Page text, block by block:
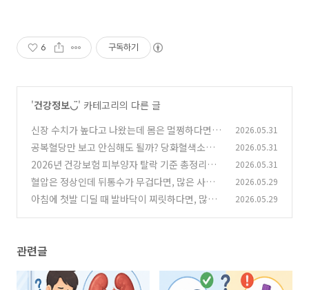
6 구독하기
'건강정보◡̈' 카테고리의 다른 글
신장 수치가 높다고 나왔는데 몸은 멀쩡하다면 왜
그럴까?
(0)
2026.05.31
공복혈당만 보고 안심해도 될까? 당화혈색소가
알려주는 건강 신호
(0)
2026.05.31
2026년 건강보험 피부양자 탈락 기준 총정리…
재산 5억 넘으면 무조건 제외될까?
(0)
2026.05.31
혈압은 정상인데 뒤통수가 무겁다면, 많은 사람
들이 놓치는 원인
(4)
2026.05.29
아침에 첫발 디딜 때 발바닥이 찌릿하다면, 많이
2026.05.29
관련글